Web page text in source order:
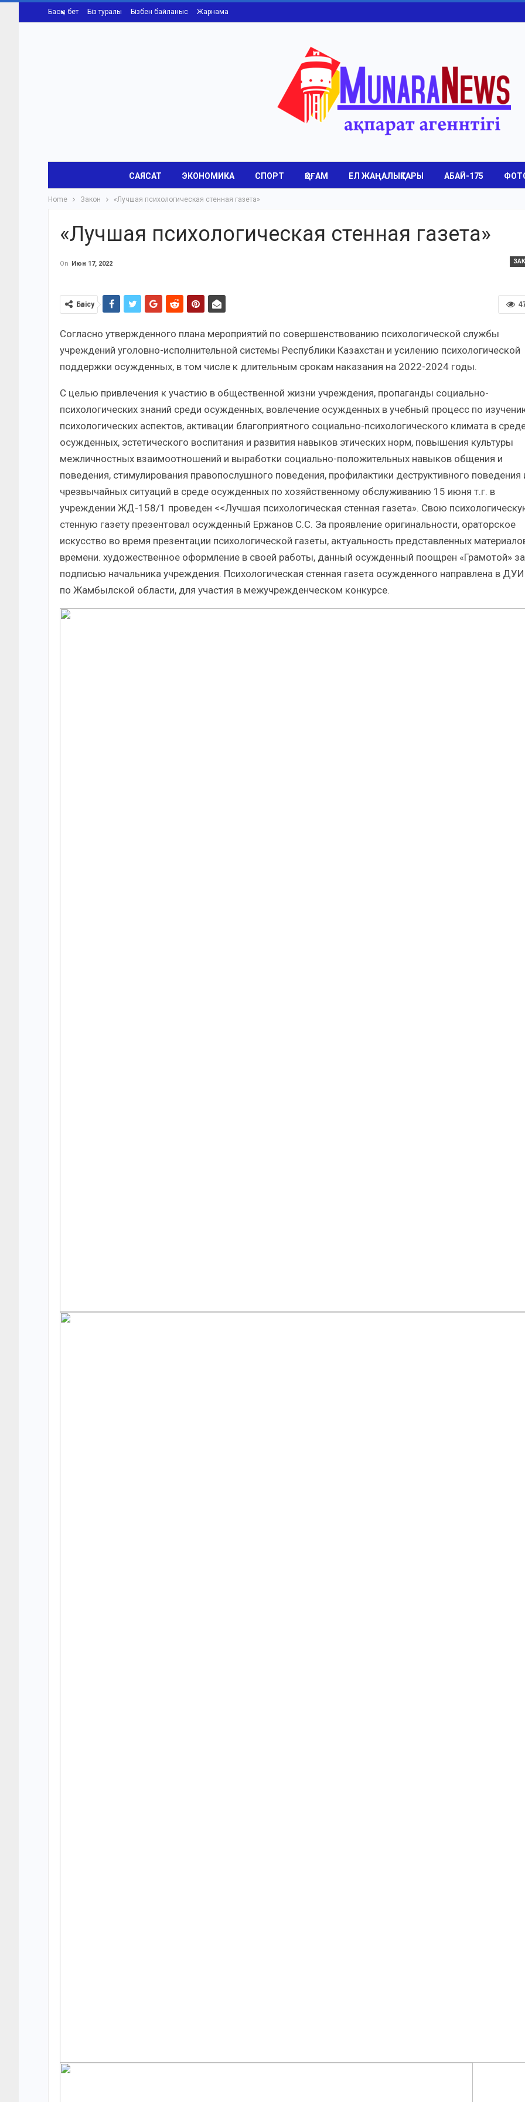
Басқы бет Біз туралы Бізбен байланыс Жарнама
САЯСАТ ЭКОНОМИКА СПОРТ ҚОҒАМ ЕЛ ЖАҢАЛЫҚТАРЫ АБАЙ-175
Home Закон «Лучшая психологическая стенная газета»
«Лучшая психологическая стенная газета»
On Июн 17, 2022
Бөлісу
Согласно утвержденного плана мероприятий по совершенствованию психологической службы
учреждений уголовно-исполнительной системы Республики Казахстан и усилению психологической
поддержки осужденных, в том числе к длительным срокам наказания на 2022-2024 годы.
С целью привлечения к участию в общественной жизни учреждения, пропаганды социально-
психологических знаний среди осужденных, вовлечение осужденных в учебный процесс по
психологических аспектов, активации благоприятного социально-психологического климата в
осужденных, эстетического воспитания и развития навыков этических норм, повышения культуры
межличностных взаимоотношений и выработки социально-положительных навыков общения и
поведения, стимулирования правопослушного поведения, профилактики деструктивного поведения
чрезвычайных ситуаций в среде осужденных по хозяйственному обслуживанию 15 июня т.г. в
учреждении ЖД-158/1 проведен <<Лучшая психологическая стенная газета». Свою
стенную газету презентовал осужденный Ержанов С.С. За проявление оригинальности, ораторское
искусство во время презентации психологической газеты, актуальность представленных
времени. художественное оформление в своей работы, данный осужденный поощрен «Грамотой» за
подписью начальника учреждения. Психологическая стенная газета осужденного направлена в
по Жамбылской области, для участия в межучрежденческом конкурсе.